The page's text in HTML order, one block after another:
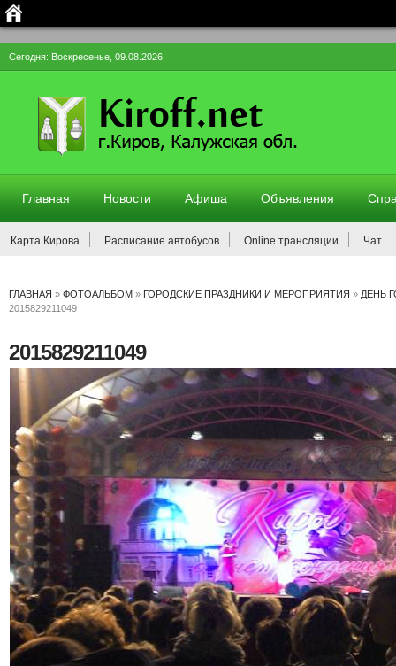
Сегодня: Воскресенье, 09.08.2026
Главная Новости Афиша Объявления
Карта Кирова Расписание автобусов Online трансляции Чат
ГЛАВНАЯ » ФОТОАЛЬБОМ » ГОРОДСКИЕ ПРАЗДНИКИ И МЕРОПРИЯТИЯ » ДЕНЬ
2015829211049
2015829211049